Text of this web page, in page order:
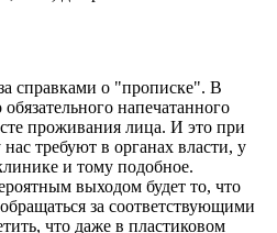
справками о "прописке". В
напечатанного
проживания лица. И это при
требуют в органах власти, у
и тому подобное.
выходом будет то, что
за соответствующими
что даже в пластиковом